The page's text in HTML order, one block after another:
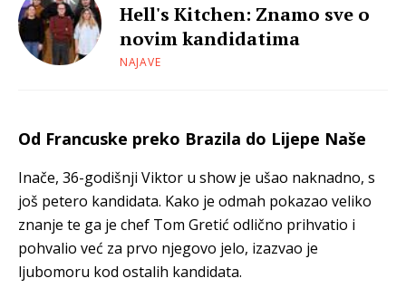
Hell's Kitchen: Znamo sve o
novim kandidatima
NAJAVE
Od Francuske preko Brazila do Lijepe Naše
Inače, 36-godišnji Viktor u show je ušao naknadno, s
još petero kandidata. Kako je odmah pokazao veliko
znanje te ga je chef Tom Gretić odlično prihvatio i
pohvalio već za prvo njegovo jelo, izazvao je
ljubomoru kod ostalih kandidata.